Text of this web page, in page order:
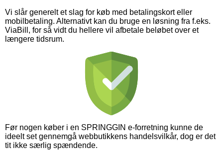
Vi slår generelt et slag for køb med betalingskort eller
mobilbetaling. Alternativt kan du bruge en løsning fra f.eks.
ViaBill, for så vidt du hellere vil afbetale beløbet over et
længere tidsrum.
Før nogen køber i en SPRINGGIN e-forretning kunne de
ideelt set gennemgå webbutikkens handelsvilkår, dog er det
tit ikke særlig spændende.